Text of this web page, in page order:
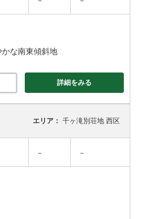
な南東傾斜地
詳細をみる
エリア： 千ヶ滝別荘地 西区
－ －